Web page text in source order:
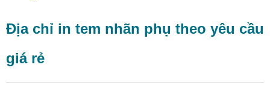
Địa chỉ in tem nhãn phụ theo yêu cầu
giá rẻ